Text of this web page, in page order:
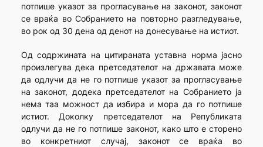
потпише указот за прогласување на законот, законот
се враќа во Собранието на повторно разгледување,
во рок од 30 дена од денот на донесување на истиот.
Од содржината на цитираната уставна норма јасно
произлегува дека претседателот на државата може
да одлучи да не го потпише указот за прогласување
на законот, додека претседателот на Собранието ја
нема таа можност да избира и мора да го потпише
истиот. Доколку претседателот на Републиката
одлучи да не го потпише законот, како што е сторено
во конкретниот случај, законот се враќа во